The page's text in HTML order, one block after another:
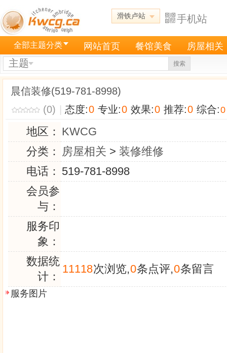
滑铁卢站 手机站
全部主题分类 网站首页 餐馆美食 房屋相关
主题 搜索
晨信装修(519-781-8998)
(0)
态度:0 专业:0 效果:0 推荐:0 综合:0
地区： KWCG
分类： 房屋相关 > 装修维修
电话： 519-781-8998
会员参
与：
服务印
象：
数据统
计：
11118次浏览,0条点评,0条留言
服务图片